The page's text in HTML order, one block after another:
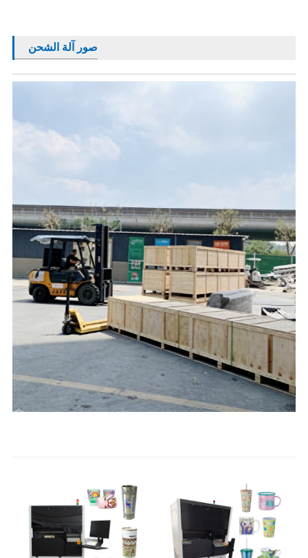
صور آلة الشحن